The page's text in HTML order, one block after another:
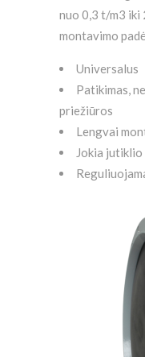
nuo 0,3 t/m3 iki
montavimo
Universalus
Patikimas,
priežiūros
Lengvai
Jokia